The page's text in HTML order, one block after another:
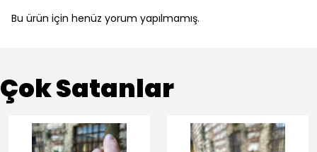
Bu ürün için henüz yorum yapılmamış.
Çok Satanlar